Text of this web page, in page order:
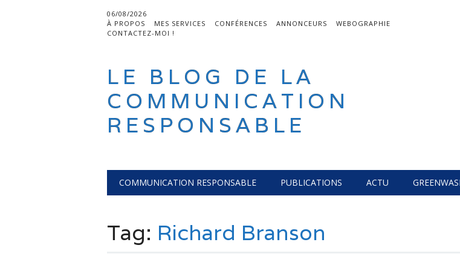
06/08/2026
À PROPOS
MES SERVICES CONFÉRENCES ANNONCEURS
WEBOGRAPHIE
CONTACTEZ-MOI !
LE BLOG DE LA
COMMUNICATION
RESPONSABLE
Main menu
COMMUNICATION RESPONSABLE PUBLICATIONS ACTU
Tag: Richard Branson